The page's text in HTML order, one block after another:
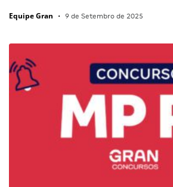
Equipe Gran • 9 de Setembro de 2025